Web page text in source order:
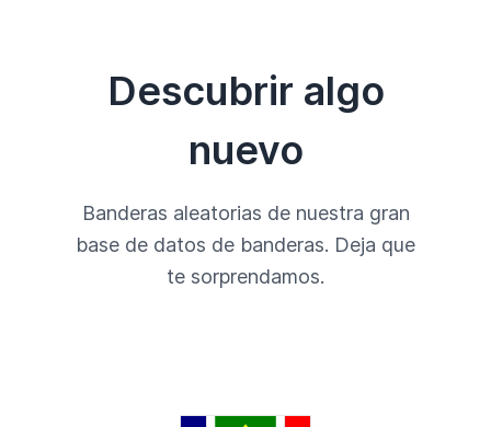
Descubrir algo
nuevo
Banderas aleatorias de nuestra gran
base de datos de banderas. Deja que
te sorprendamos.